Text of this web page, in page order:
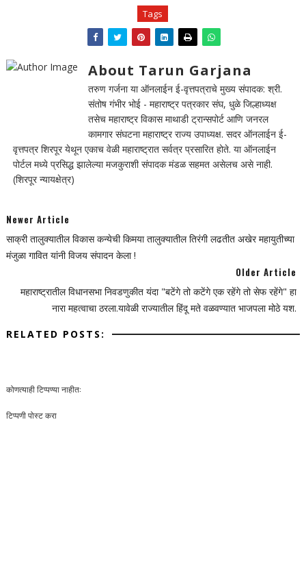
Tags
About Tarun Garjana
तरुण गर्जना या ऑनलाईन ई-वृत्तपत्राचे मुख्य संपादक: श्री.
संतोष गंभीर भोई - महाराष्ट्र पत्रकार संघ, धुळे जिल्हाध्यक्ष
तसेच महाराष्ट्र विकास माथाडी ट्रान्सपोर्ट आणि जनरल
कामगार संघटना महाराष्ट्र राज्य उपाध्यक्ष. सदर ऑनलाईन ई-
वृत्तपत्र शिरपूर येथून एकाच वेळी महाराष्ट्रात सर्वत्र प्रसारित होते. या ऑनलाईन
पोर्टल मध्ये प्रसिद्ध झालेल्या मजकुराशी संपादक मंडळ सहमत असेलच असे नाही.
(शिरपूर न्यायक्षेत्र)
Newer Article
साक्री तालुक्यातील विकास कन्येची किमया तालुक्यातील तिरंगी लढतीत अखेर महायुतीच्या
मंजुळा गावित यांनी विजय संपादन केला !
Older Article
महाराष्ट्रातील विधानसभा निवडणुकीत यंदा "बटेंगे तो कटेंगे एक रहेंगे तो सेफ रहेंगे" हा
नारा महत्वाचा ठरला.यावेळी राज्यातील हिंदू मते वळवण्यात भाजपला मोठे यश.
RELATED POSTS:
कोणत्याही टिप्पण्‍या नाहीत:
टिप्पणी पोस्ट करा